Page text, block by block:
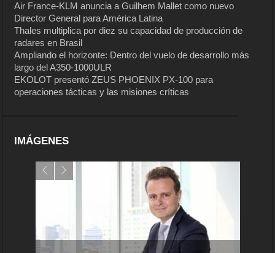
Air France-KLM anuncia a Guilhem Mallet como nuevo
Director General para América Latina
Thales multiplica por diez su capacidad de producción de
radares en Brasil
Ampliando el horizonte: Dentro del vuelo de desarrollo más
largo del A350-1000ULR
EKOLOT presentó ZEUS PHOENIX PX-100 para
operaciones tácticas y las misiones críticas
IMÁGENES